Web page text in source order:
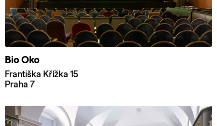
Bio Oko
Františka Křížka 15
Praha 7